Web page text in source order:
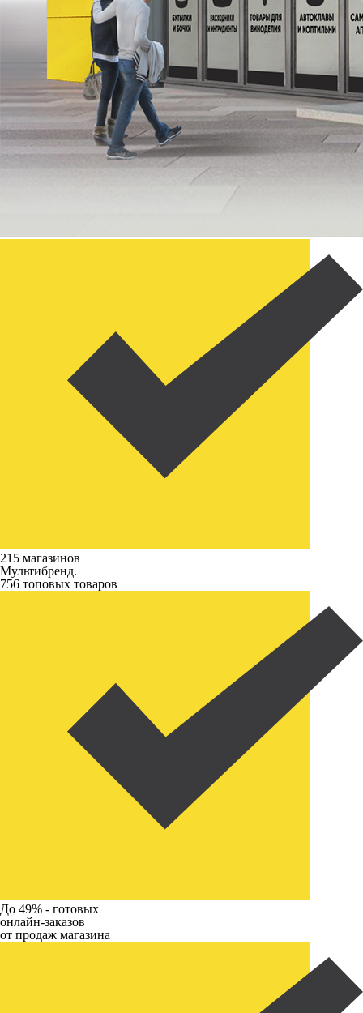
215 магазинов
Мультибренд.
756 топовых товаров
До 49% - готовых
онлайн-заказов
от продаж магазина